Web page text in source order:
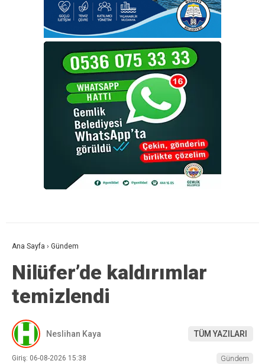
Ana Sayfa › Gündem
Nilüfer’de kaldırımlar
temizlendi
Neslihan Kaya TÜM YAZILARI
Giriş: 06-08-2026 15:38
Gündem